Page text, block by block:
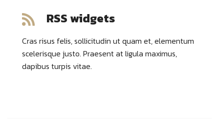
RSS widgets
Cras risus felis, sollicitudin ut quam et, elementum
scelerisque justo. Praesent at ligula maximus,
dapibus turpis vitae.